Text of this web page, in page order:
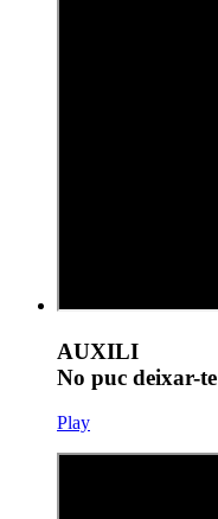
AUXILI
No puc deixar-
Play